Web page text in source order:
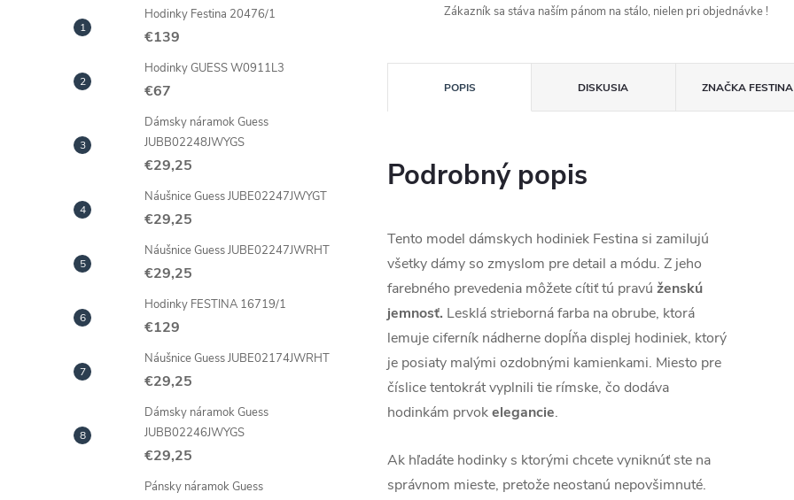
Hodinky Festina 20476/1
€139
Hodinky GUESS W0911L3
€67
Dámsky náramok Guess
JUBB02248JWYGS
€29,25
Náušnice Guess JUBE02247JWYGT
€29,25
Náušnice Guess JUBE02247JWRHT
€29,25
Hodinky FESTINA 16719/1
€129
Náušnice Guess JUBE02174JWRHT
€29,25
Dámsky náramok Guess
JUBB02246JWYGS
€29,25
Pánsky náramok Guess
Zákazník sa stáva naším pánom na stálo, nielen pri objednávke !
POPIS DISKUSIA ZNAČKAFESTINA
Podrobný popis
Tento model dámskych hodiniek Festina si zamilujú
všetky dámy so zmyslom pre detail a módu. Z jeho
farebného prevedenia môžete cítiť tú pravú ženskú
jemnosť. Lesklá strieborná farba na obrube, ktorá
lemuje ciferník nádherne dopĺňa displej hodiniek, ktorý
je posiaty malými ozdobnými kamienkami. Miesto pre
číslice tentokrát vyplnili tie rímske, čo dodáva
hodinkám prvokelegancie.
Ak hľadáte hodinky s ktorými chcete vyniknúť ste na
správnom mieste, pretože neostanú nepovšimnuté.